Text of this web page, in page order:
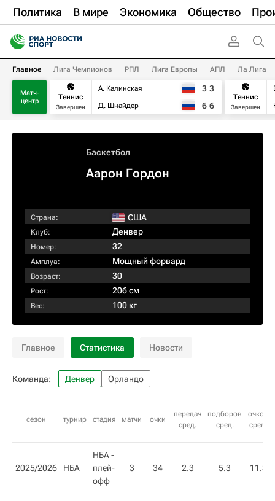
Политика В мире Экономика Общество
Главное Лига Чемпионов РПЛ Лига Европы АПЛ Ла Лига
Матч-
центр
Теннис
Завершен
А. Калинская
Д. Шнайдер
3 3
6 6
Теннис
Завершен
Баскетбол
Аарон Гордон
Страна: США
Клуб: Денвер
Номер: 32
Амплуа: Мощный форвард
Возраст: 30
Рост: 206 см
Вес: 100 кг
Главное Статистика Новости
Команда: Денвер Орландо
сезон турнир стадия матчи очки
передач
сред.
подборов
сред.
очков
сред.
2025/2026 НБА
НБА -
плей-
офф
3 34 2.3 5.3 11.3